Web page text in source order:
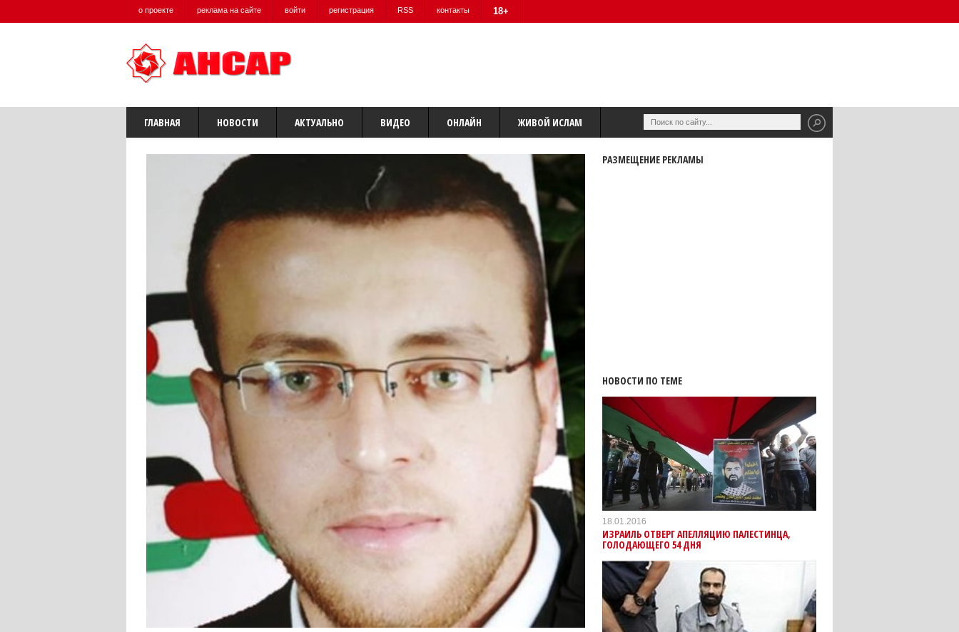
о проекте реклама на сайте войти регистрация RSS контакты 18+
ГЛАВНАЯ НОВОСТИ АКТУАЛЬНО ВИДЕО ОНЛАЙН ЖИВОЙ ИСЛАМ
РАЗМЕЩЕНИЕ РЕКЛАМЫ
НОВОСТИ ПО ТЕМЕ
18.01.2016
ИЗРАИЛЬ ОТВЕРГ АПЕЛЛЯЦИЮ ПАЛЕСТИНЦА,
ГОЛОДАЮЩЕГО 54 ДНЯ